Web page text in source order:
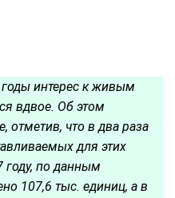
интерес к живым
вдвое. Об этом
отметив, что в два раза
для этих
году, по данным
107,6 тыс. единиц, а в